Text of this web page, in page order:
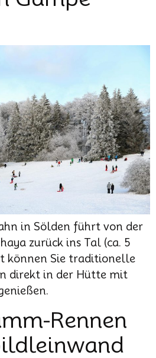
in Sölden führt von der
zurück ins Tal (ca. 5
können Sie traditionelle
direkt in der Hütte mit
Rennen